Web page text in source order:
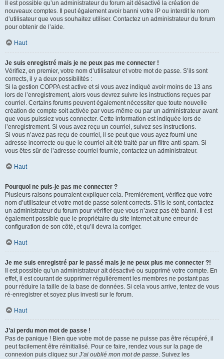
Il est possible qu’un administrateur du forum ait désactivé la création de
nouveaux comptes. Il peut également avoir banni votre IP ou interdit le nom
d’utilisateur que vous souhaitez utiliser. Contactez un administrateur du forum
pour obtenir de l’aide.
Haut
Je suis enregistré mais je ne peux pas me connecter !
Vérifiez, en premier, votre nom d’utilisateur et votre mot de passe. S’ils sont
corrects, il y a deux possibilités :
Si la gestion COPPA est active et si vous avez indiqué avoir moins de 13 ans
lors de l’enregistrement, alors vous devrez suivre les instructions reçues par
courriel. Certains forums peuvent également nécessiter que toute nouvelle
création de compte soit activée par vous-même ou par un administrateur avant
que vous puissiez vous connecter. Cette information est indiquée lors de
l’enregistrement. Si vous avez reçu un courriel, suivez ses instructions.
Si vous n’avez pas reçu de courriel, il se peut que vous ayez fourni une
adresse incorrecte ou que le courriel ait été traité par un filtre anti-spam. Si
vous êtes sûr de l’adresse courriel fournie, contactez un administrateur.
Haut
Pourquoi ne puis-je pas me connecter ?
Plusieurs raisons pourraient expliquer cela. Premièrement, vérifiez que votre
nom d’utilisateur et votre mot de passe soient corrects. S’ils le sont, contactez
un administrateur du forum pour vérifier que vous n’avez pas été banni. Il est
également possible que le propriétaire du site Internet ait une erreur de
configuration de son côté, et qu’il devra la corriger.
Haut
Je me suis enregistré par le passé mais je ne peux plus me connecter ?!
Il est possible qu’un administrateur ait désactivé ou supprimé votre compte. En
effet, il est courant de supprimer régulièrement les membres ne postant pas
pour réduire la taille de la base de données. Si cela vous arrive, tentez de vous
ré-enregistrer et soyez plus investi sur le forum.
Haut
J’ai perdu mon mot de passe !
Pas de panique ! Bien que votre mot de passe ne puisse pas être récupéré, il
peut facilement être réinitialisé. Pour ce faire, rendez vous sur la page de
connexion puis cliquez sur J’ai oublié mon mot de passe. Suivez les